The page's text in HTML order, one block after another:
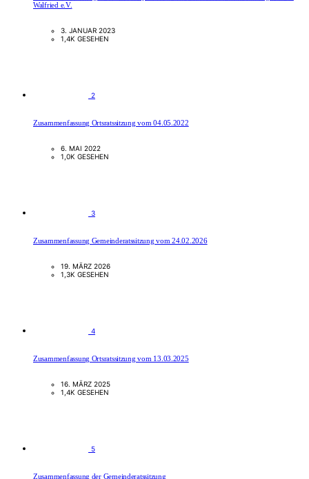
Walfried e.V.
3. JANUAR 2023
1,4K GESEHEN
2
Zusammenfassung Ortsratssitzung vom 04.05.2022
6. MAI 2022
1,0K GESEHEN
3
Zusammenfassung Gemeinderatssitzung vom 24.02.2026
19. MÄRZ 2026
1,3K GESEHEN
4
Zusammenfassung Ortsratssitzung vom 13.03.2025
16. MÄRZ 2025
1,4K GESEHEN
5
Zusammenfassung der Gemeinderatssitzung